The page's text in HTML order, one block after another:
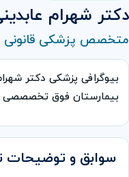
دکتر شهرام
متخصص پزشکی قانونی
بیوگرافی پزشکی دکتر
بیمارستان فوق تخصصصی
سوابق و توضیحات